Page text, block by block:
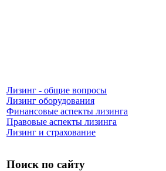
Лизинг - общие вопросы
Лизинг оборудования
Финансовые аспекты лизинга
Правовые аспекты лизинга
Лизинг и страхование
Поиск по сайту